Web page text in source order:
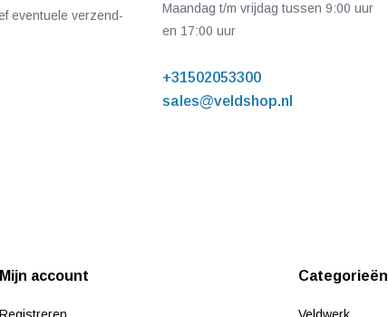
eventuele verzend-
Maandag t/m vrijdag tussen 9:00 uur
en 17:00 uur
+31502053300
sales@veldshop.nl
Mijn account Categorieën